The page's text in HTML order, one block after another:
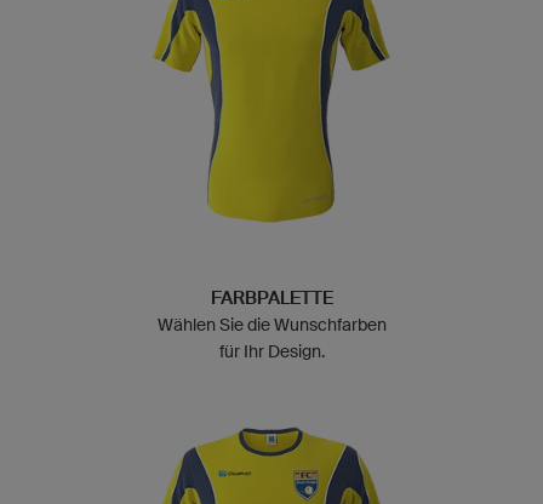
FARBPALETTE
Wählen Sie die Wunschfarben
für Ihr Design.